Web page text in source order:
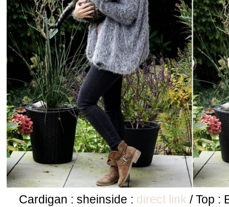
Cardigan : sheinside : direct link / Top :